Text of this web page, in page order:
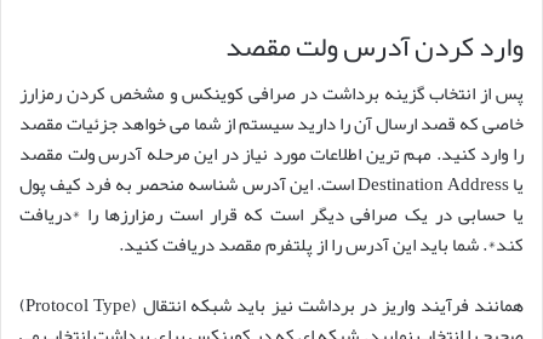
وارد کردن آدرس ولت مقصد
پس از انتخاب گزینه برداشت در صرافی کوینکس و مشخص کردن رمزارز
خاصی که قصد ارسال آن را دارید سیستم از شما می خواهد جزئیات مقصد
را وارد کنید. مهم ترین اطلاعات مورد نیاز در این مرحله آدرس ولت مقصد
یا Destination Address است. این آدرس شناسه منحصر به فرد کیف پول
یا حسابی در یک صرافی دیگر است که قرار است رمزارزها را *دریافت
کند*. شما باید این آدرس را از پلتفرم مقصد دریافت کنید.
همانند فرآیند واریز در برداشت نیز باید شبکه انتقال (Protocol Type)